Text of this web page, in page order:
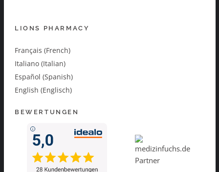
LIONS PHARMACY
Français (French)
Italiano (Italian)
Español (Spanish)
English (Englisch)
BEWERTUNGEN